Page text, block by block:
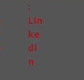
:
Lin
ke
dI
n